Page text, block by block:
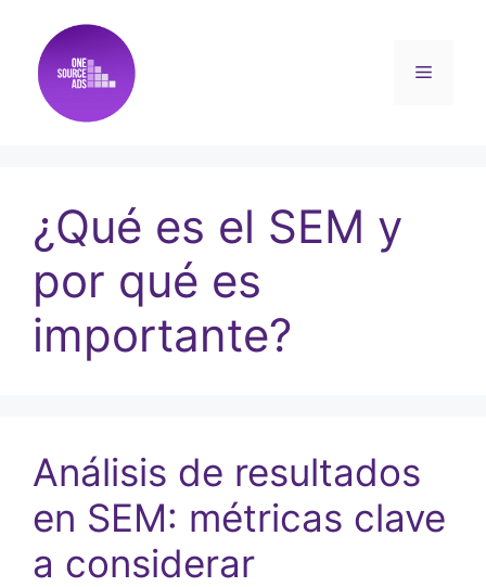
¿Qué es el SEM y
por qué es
importante?
Análisis de resultados
en SEM: métricas clave
a considerar